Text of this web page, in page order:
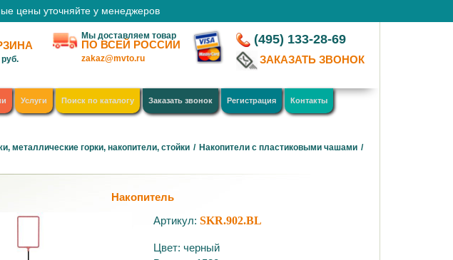
цены уточняйте у менеджеров
руб.
Мы доставляем товар
ПО ВСЕЙ РОССИИ
zakaz@mvto.ru
(495) 133-28-69
ЗАКАЗАТЬ ЗВОНОК
Услуги Поиск по каталогу Заказать звонок Регистрация Контакты
металлические горки, накопители, стойки / Накопители с пластиковыми чашами /
Накопитель
Артикул:SKR.902.BL
Цвет: черный